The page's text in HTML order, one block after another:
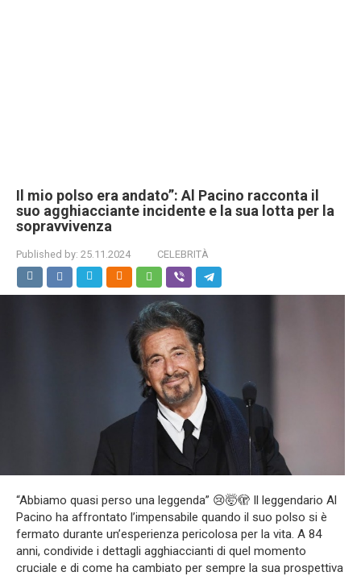
Il mio polso era andato”: Al Pacino racconta il
suo agghiacciante incidente e la sua lotta per la
sopravvivenza
Published by: 25.11.2024 CELEBRITÀ
“Abbiamo quasi perso una leggenda” 😢🤯🫣 Il leggendario Al
Pacino ha affrontato l’impensabile quando il suo polso si è
fermato durante un’esperienza pericolosa per la vita. A 84
anni, condivide i dettagli agghiaccianti di quel momento
cruciale e di come ha cambiato per sempre la sua prospettiva